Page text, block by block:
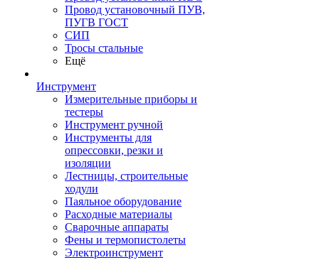
Провод установочный ПУВ,
ПУГВ ГОСТ
СИП
Тросы стальные
Ещё
Инструмент
Измерительные приборы и
тестеры
Инструмент ручной
Инструменты для
опрессовки, резки и
изоляции
Лестницы, строительные
ходули
Паяльное оборудование
Расходные материалы
Сварочные аппараты
Фены и термопистолеты
Электроинструмент